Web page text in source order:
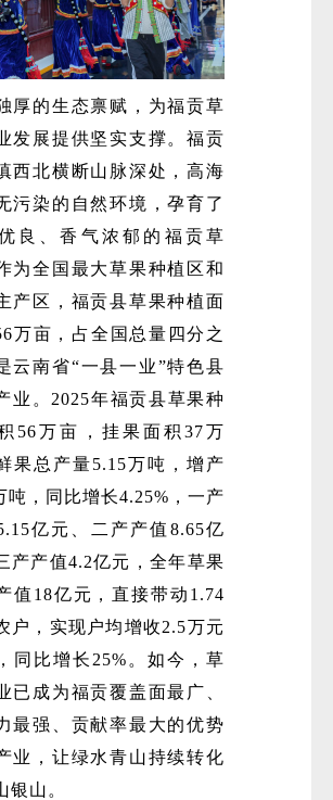
厚的生态禀赋，为福贡草
发展提供坚实支撑。福贡
西北横断山脉深处，高海
污染的自然环境，孕育了
良、香气浓郁的福贡草
为全国最大草果种植区和
产区，福贡县草果种植面
万亩，占全国总量四分之
云南省“一县一业”特色县
业。2025年福贡县草果种
56万亩，挂果面积37万
果总产量5.15万吨，增产
吨，同比增长4.25%，一产
亿元、二产产值8.65亿
产产值4.2亿元，全年草果
值18亿元，直接带动1.74
户，实现户均增收2.5万元
同比增长25%。如今，草
已成为福贡覆盖面最广、
最强、贡献率最大的优势
业，让绿水青山持续转化
银山。